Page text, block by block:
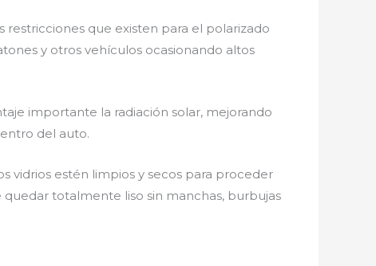
que existen para el polarizado
y otros vehículos ocasionando altos
importante la radiación solar, mejorando
del auto.
vidrios estén limpios y secos para proceder
totalmente liso sin manchas, burbujas